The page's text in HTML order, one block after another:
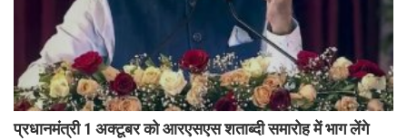
प्रधानमंत्री 1 अक्टूबर को आरएसएस शताब्दी समारोह में भाग लेंगे